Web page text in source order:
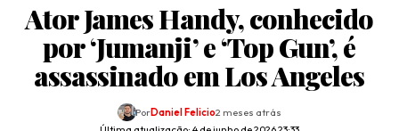
Ator James Handy, conhecido
por ‘Jumanji’ e ‘Top Gun’, é
assassinado em Los Angeles
PorDaniel Felicio2 meses atrás